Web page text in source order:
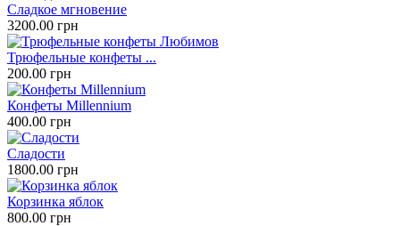
Сладкое мгновение
3200.00 грн
Трюфельные конфеты ...
200.00 грн
Конфеты Millennium
400.00 грн
Сладости
1800.00 грн
Корзинка яблок
800.00 грн